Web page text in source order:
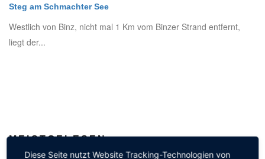
Steg am Schmachter See
Westlich von Binz, nicht mal 1 Km vom Binzer Strand entfernt,
liegt der...
MEISTGELESEN
Diese Seite nutzt Website Tracking-Technologien von